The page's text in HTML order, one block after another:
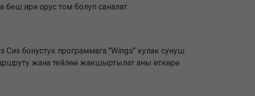
беш ири орус том болуп саналат.
бонустук программага "Wings" кулак сунуш
жана тейлөө жакшыртылат аны өткөрө